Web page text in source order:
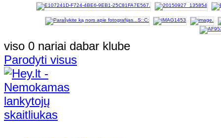
viso 0 nariai dabar klube
Parodyti visus